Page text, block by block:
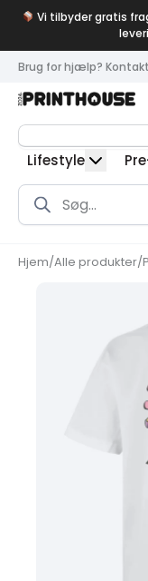
Vi tilbyder gratis
Brug for hjælp?
Lifestyle
Products
search
Hjem/Alle produkter/